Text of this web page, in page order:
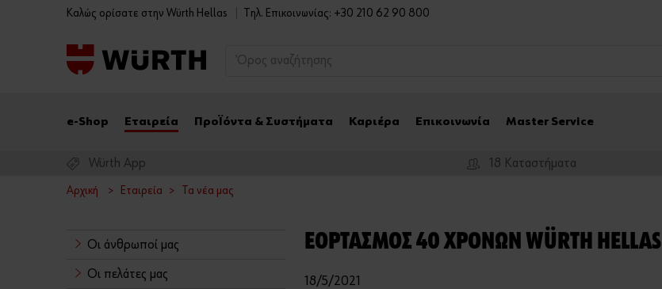
Καλώς ορίσατε στην Würth Hellas Tηλ. Επικοινωνίας: +30 210 62 90 800
e-Shop Εταιρεία Προϊόντα & Συστήματα Καριέρα Επικοινωνία Master Service
Würth App 18 Καταστήματα
Αρχική Εταιρεία Τα νέα μας
Οι άνθρωποί μας
Οι πελάτες μας
ΕΟΡΤΑΣΜΟΣ 40 ΧΡΟΝΩΝ WÜRTH HELLAS
18/5/2021